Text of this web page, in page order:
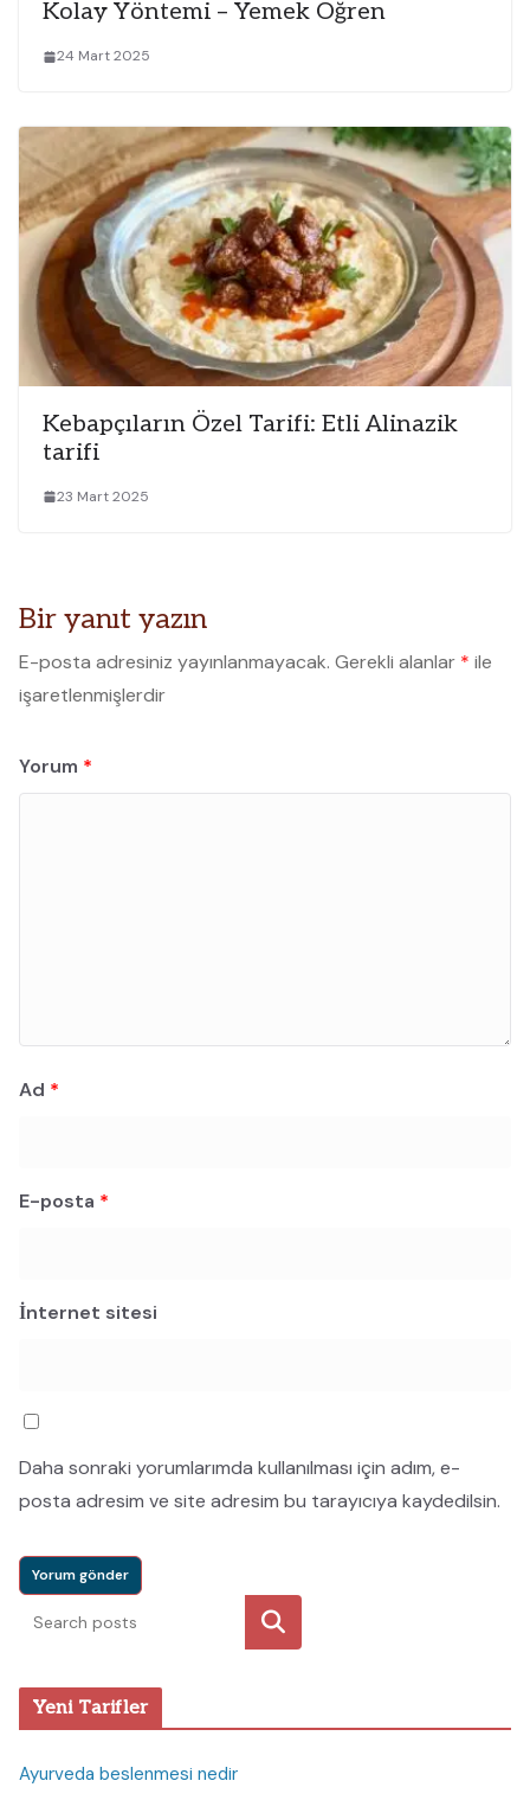
Kolay Yöntemi – Yemek Öğren
24 Mart 2025
Kebapçıların Özel Tarifi: Etli Alinazik
tarifi
23 Mart 2025
Bir yanıt yazın
E-posta adresiniz yayınlanmayacak. Gerekli alanlar * ile
işaretlenmişlerdir
Yorum *
Ad *
E-posta *
İnternet sitesi
Daha sonraki yorumlarımda kullanılması için adım, e-
posta adresim ve site adresim bu tarayıcıya kaydedilsin.
Ara
Yeni Tarifler
Ayurveda beslenmesi nedir